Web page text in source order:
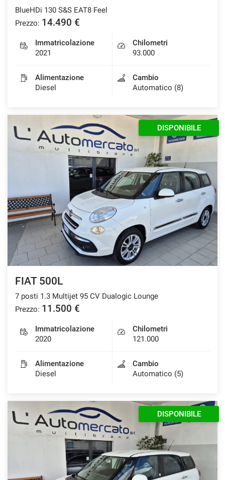
BlueHDi 130 S&S EAT8 Feel
Prezzo: 14.490 €
Immatricolazione
2021
Chilometri
93.000
Alimentazione
Diesel
Cambio
Automatico (8)
DISPONIBILE
FIAT 500L
7 posti 1.3 Multijet 95 CV Dualogic Lounge
Prezzo: 11.500 €
Immatricolazione
2020
Chilometri
121.000
Alimentazione
Diesel
Cambio
Automatico (5)
DISPONIBILE